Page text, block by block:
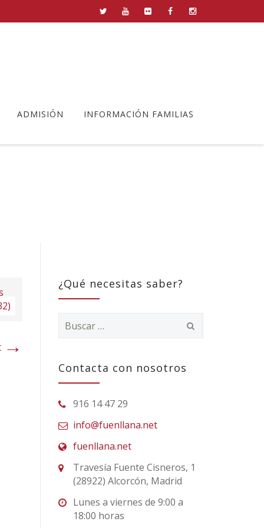
ADMISIÓN INFORMACIÓN FAMILIAS
→
¿Qué necesitas saber?
Contacta con nosotros
916 14 47 29
info@fuenllana.net
fuenllana.net
Travesía Fuente Cisneros, 1
(28922) Alcorcón, Madrid
Lunes a viernes de 9:00 a
18:00 horas